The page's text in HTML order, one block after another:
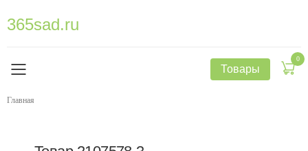
365sad.ru
Товары
0
Главная